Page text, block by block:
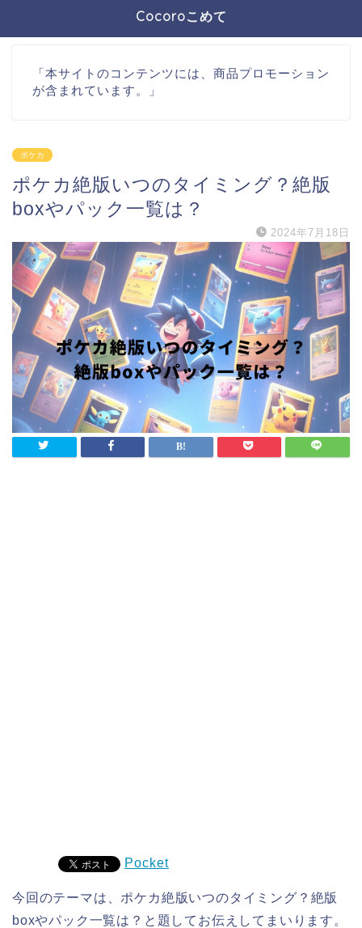
Cocoroこめて
「本サイトのコンテンツには、商品プロモーション
が含まれています。」
ポケカ
ポケカ絶版いつのタイミング？絶版
boxやパック一覧は？
2024年7月18日
Pocket
今回のテーマは、ポケカ絶版いつのタイミング？絶版
boxやパック一覧は？と題してお伝えしてまいります。